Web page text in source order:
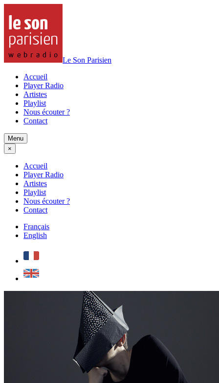
Le Son Parisien
Accueil
Player Radio
Artistes
Playlist
Nous écouter ?
Contact
Menu
×
Accueil
Player Radio
Artistes
Playlist
Nous écouter ?
Contact
Français
English